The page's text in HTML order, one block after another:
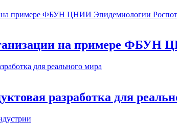
на примере ФБУН
разработка для